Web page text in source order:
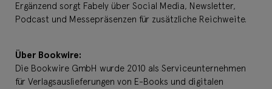
Ergänzend sorgt Fabely über Social Media, Newsletter,
Podcast und Messepräsenzen für zusätzliche Reichweite.
Über Bookwire:
Die Bookwire GmbH wurde 2010 als Serviceunternehmen
für Verlagsauslieferungen von E-Books und digitalen